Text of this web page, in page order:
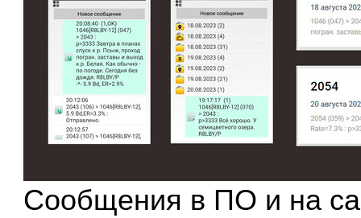
Сообщения в ПО и на